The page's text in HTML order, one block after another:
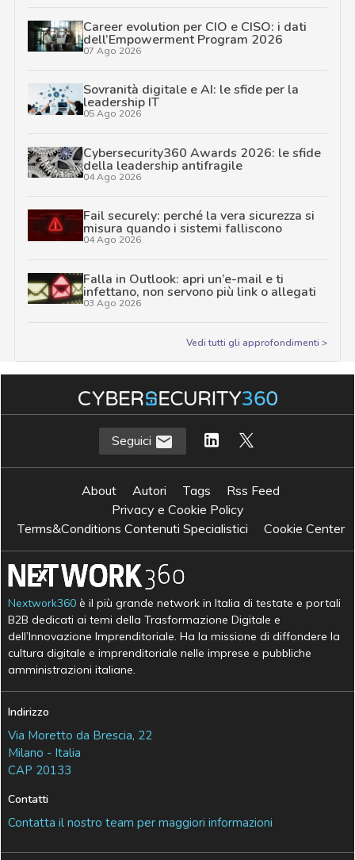
Career evolution per CIO e CISO: i dati
dell’Empowerment Program 2026
07 Ago 2026
Sovranità digitale e AI: le sfide per la
leadership IT
05 Ago 2026
Cybersecurity360 Awards 2026: le sfide
della leadership antifragile
04 Ago 2026
Fail securely: perché la vera sicurezza si
misura quando i sistemi falliscono
04 Ago 2026
Falla in Outlook: apri un’e-mail e ti
infettano, non servono più link o allegati
03 Ago 2026
Vedi tutti gli approfondimenti >
Seguici
About Autori Tags
Rss Feed
Privacy e Cookie Policy
Terms&Conditions Contenuti Specialistici
Cookie Center
Nextwork360 è il più grande network in Italia di testate e portali
B2B dedicati ai temi della Trasformazione Digitale e
dell’Innovazione Imprenditoriale. Ha la missione di diffondere la
cultura digitale e imprenditoriale nelle imprese e pubbliche
amministrazioni italiane.
Indirizzo
Via Moretto da Brescia, 22
Milano - Italia
CAP 20133
Contatti
Contatta il nostro team per maggiori informazioni